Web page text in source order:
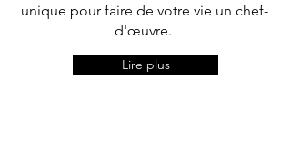
unique pour faire de votre vie un chef-
d'œuvre.
Lire plus